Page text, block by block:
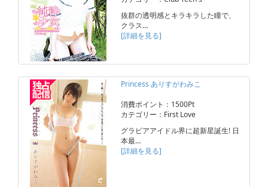
抜群の透明感とキラキラした瞳で、
クラス…
[詳細を見る]
Princess ありすがわみこ
消費ポイント：1500Pt
カテゴリー：First Love
グラビアアイドル界に超新星誕生! 日
本最…
[詳細を見る]